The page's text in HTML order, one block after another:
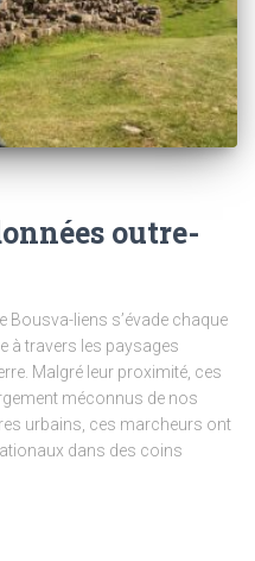
outre-
Bousva-liens s’évade chaque
à travers les paysages
Malgré leur proximité, ces
méconnus de nos
urbains, ces marcheurs ont
dans des coins